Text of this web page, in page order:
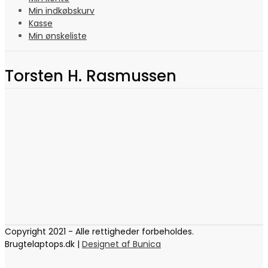
Min indkøbskurv
Kasse
Min ønskeliste
Torsten H. Rasmussen
Copyright 2021 - Alle rettigheder forbeholdes.
Brugtelaptops.dk | Designet af Bunica